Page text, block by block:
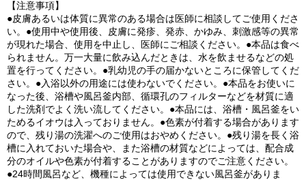
【注意事項】
●皮膚あるいは体質に異常のある場合は医師に相談してご使用くださ
い。●使用中や使用後、皮膚に発疹、発赤、かゆみ、刺激感等の異常
が現れた場合、使用を中止し、医師にご相談ください。●本品は食べ
られません。万一大量に飲み込んだときは、水を飲ませるなどの処
置を行ってください。●乳幼児の手の届かないところに保管してくだ
さい。●入浴以外の用途には使わないでください。●本品をお使いに
なった後、浴槽や風呂釜内部、循環孔のフィルターなどを材質に適
した洗剤でよく洗い流してください。●本品には、浴槽・風呂釜をい
ためるイオウは入っておりません。●色素が付着する場合があります
ので、残り湯の洗濯へのご使用はおやめください。●残り湯を長く浴
槽に入れておいた場合や、また浴槽の材質などによっては、配合成
分のオイルや色素が付着することがありますのでご注意ください。
●24時間風呂など、機種によっては使用できない風呂釜がありま